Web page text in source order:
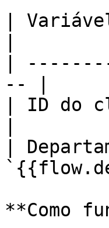
|
|
-- |
| ID do
|
**Como